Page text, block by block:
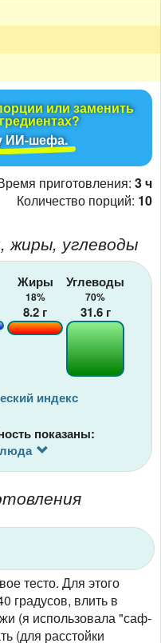
или заменить
ИИ-шефа.
приготовления: 3 ч
Количество порций: 10
жиры, углеводы
Жиры
18%
8.2 г
Углеводы
70%
31.6г
индекс
показаны:
тесто. Для этого
градусов, влить в
(я использовала "саф-
(для расстойки